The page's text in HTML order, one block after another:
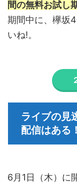
間の無料お試し
期間中に、欅坂
いね!。
ライブの見
配信はある！
6月1日（木）に